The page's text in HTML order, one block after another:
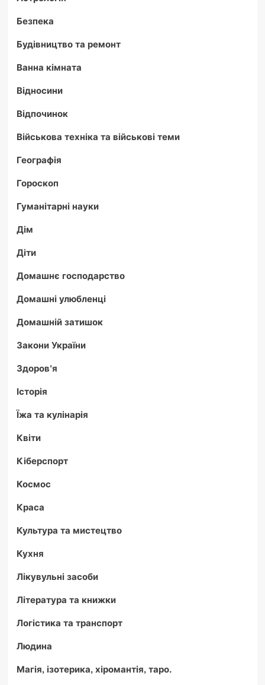
Безпека
Будівництво та ремонт
Ванна кімната
Відносини
Відпочинок
Військова техніка та військові теми
Географія
Гороскоп
Гуманітарні науки
Дім
Діти
Домашнє господарство
Домашні улюбленці
Домашній затишок
Закони України
Здоров'я
Історія
Їжа та кулінарія
Квіти
Кіберспорт
Космос
Краса
Культура та мистецтво
Кухня
Лікувульні засоби
Література та книжки
Логістика та транспорт
Людина
Магія, ізотерика, хіромантія, таро.